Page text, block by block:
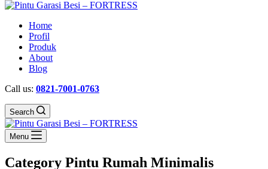
Home
Profil
Produk
About
Blog
Call us: 0821-7001-0763
Search
Menu
Category Pintu Rumah Minimalis